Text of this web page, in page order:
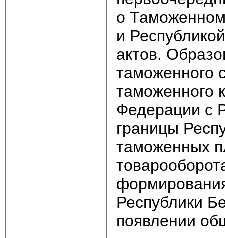
о
и
актов.
таможенного
таможенного
Федерации с
границы
таможенных
Республики
появлении